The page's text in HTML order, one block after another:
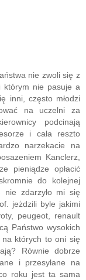
nie zwoli się z
którym nie pasuje a
inni, często młodzi
na uczelni za
podcinają
i cała reszto
narzekacie na
Kanclerz,
pieniądze opłacić
do kolejnej
nie zdarzyło mi się
jeżdzili byle jakimi
peugeot, renault
Państwo wysokich
których to oni się
Równie dobrze
i przesyłane na
roku jest ta sama